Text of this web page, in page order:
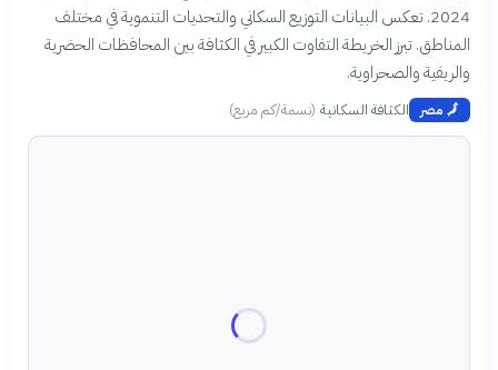
2024. تعكس البيانات التوزيع السكاني والتحديات التنموية في مختلف
المناطق. تبرز الخريطة التفاوت الكبير في الكثافة بين المحافظات الحضرية
والريفية والصحراوية.
🗾 مصر الكثافة السكانية (نسمة/كم مربع)